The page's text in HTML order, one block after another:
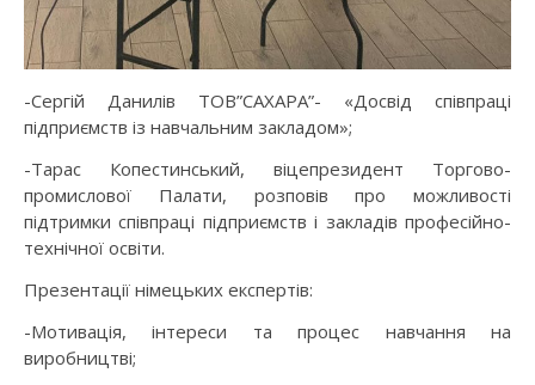
-Сергій Данилів ТОВ”САХАРА”- «Досвід співпраці
підприємств із навчальним закладом»;
-Тарас Копестинський, віцепрезидент Торгово-
промислової Палати, розповів про можливості
підтримки співпраці підприємств і закладів професійно-
технічної освіти.
Презентації німецьких експертів:
-Мотивація, інтереси та процес навчання на
виробництві;